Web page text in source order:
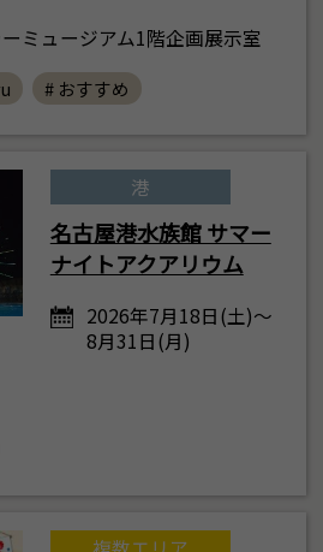
ミュージアム1階企画展示室
# おすすめ
港
名古屋港水族館 サマー
ナイトアクアリウム
2026年7月18日(土)～
8月31日(月)